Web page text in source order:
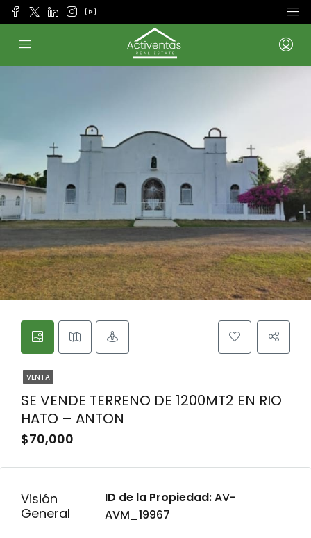
VENTA
SE VENDE TERRENO DE 1200MT2 EN RIO
HATO – ANTON
$70,000
Visión
General
ID de la Propiedad:AV-
AVM_19967